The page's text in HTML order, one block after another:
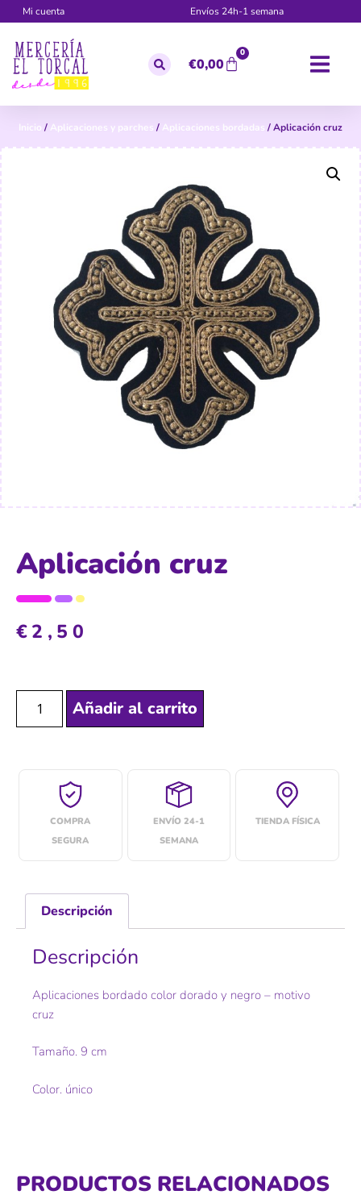
Mi cuenta Envíos 24h-1 semana
€0,00
0
Inicio / Aplicaciones y parches / Aplicaciones bordadas / Aplicación cruz
Aplicación cruz
€2,50
Añadir al carrito
COMPRA
SEGURA
ENVÍO 24-1
SEMANA
TIENDA FÍSICA
Descripción
Descripción
Aplicaciones bordado color dorado y negro – motivo
cruz
Tamaño. 9 cm
Color. único
PRODUCTOS RELACIONADOS